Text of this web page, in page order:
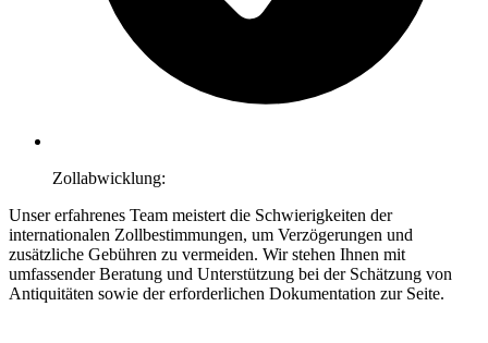
Zollabwicklung:
Unser erfahrenes Team meistert die Schwierigkeiten der
internationalen Zollbestimmungen, um Verzögerungen und
zusätzliche Gebühren zu vermeiden. Wir stehen Ihnen mit
umfassender Beratung und Unterstützung bei der Schätzung von
Antiquitäten sowie der erforderlichen Dokumentation zur Seite.